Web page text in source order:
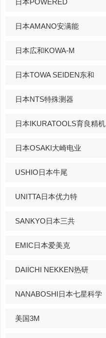
日本POWERED
日本AMANO安满能
日本広和KOWA-M
日本TOWA SEIDEN东和
日本NTS特殊测器
日本IKURATOOLS育良精机
日本OSAKI大崎电业
USHIO日本牛尾
UNITTA日本优力特
SANKYO日本三共
EMIC日本爱美克
DAIICHI NEKKEN热研
NANABOSHI日本七星科学
美国3M